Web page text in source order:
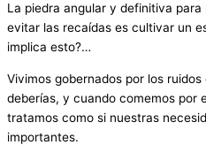
La piedra angular y definitiva
evitar las recaídas es cultivar un
implica esto?…
Vivimos gobernados por los
deberías, y cuando comemos por
tratamos como si nuestras
importantes.